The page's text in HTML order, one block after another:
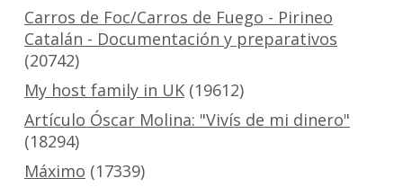
Carros de Foc/Carros de Fuego - Pirineo
Catalán - Documentación y preparativos
(20742)
My host family in UK(19612)
Artículo Óscar Molina: "Vivís de mi dinero"
(18294)
Máximo (17339)